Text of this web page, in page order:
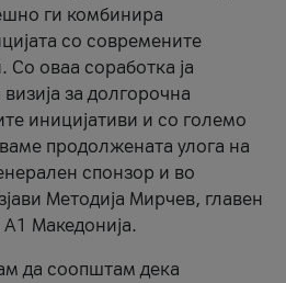
ги комбинира
со современите
оваа соработка ја
за долгорочна
иницијативи и со големо
продолжената улога на
спонзор и во
Методија Мирчев, главен
Македонија.
да соопштам дека